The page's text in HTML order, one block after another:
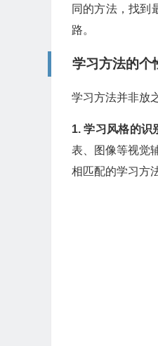
同的方法，找到
路。
学习方法的个
学习方法并非放
1. 学习风格的识
表、图像等视觉
相匹配的学习方